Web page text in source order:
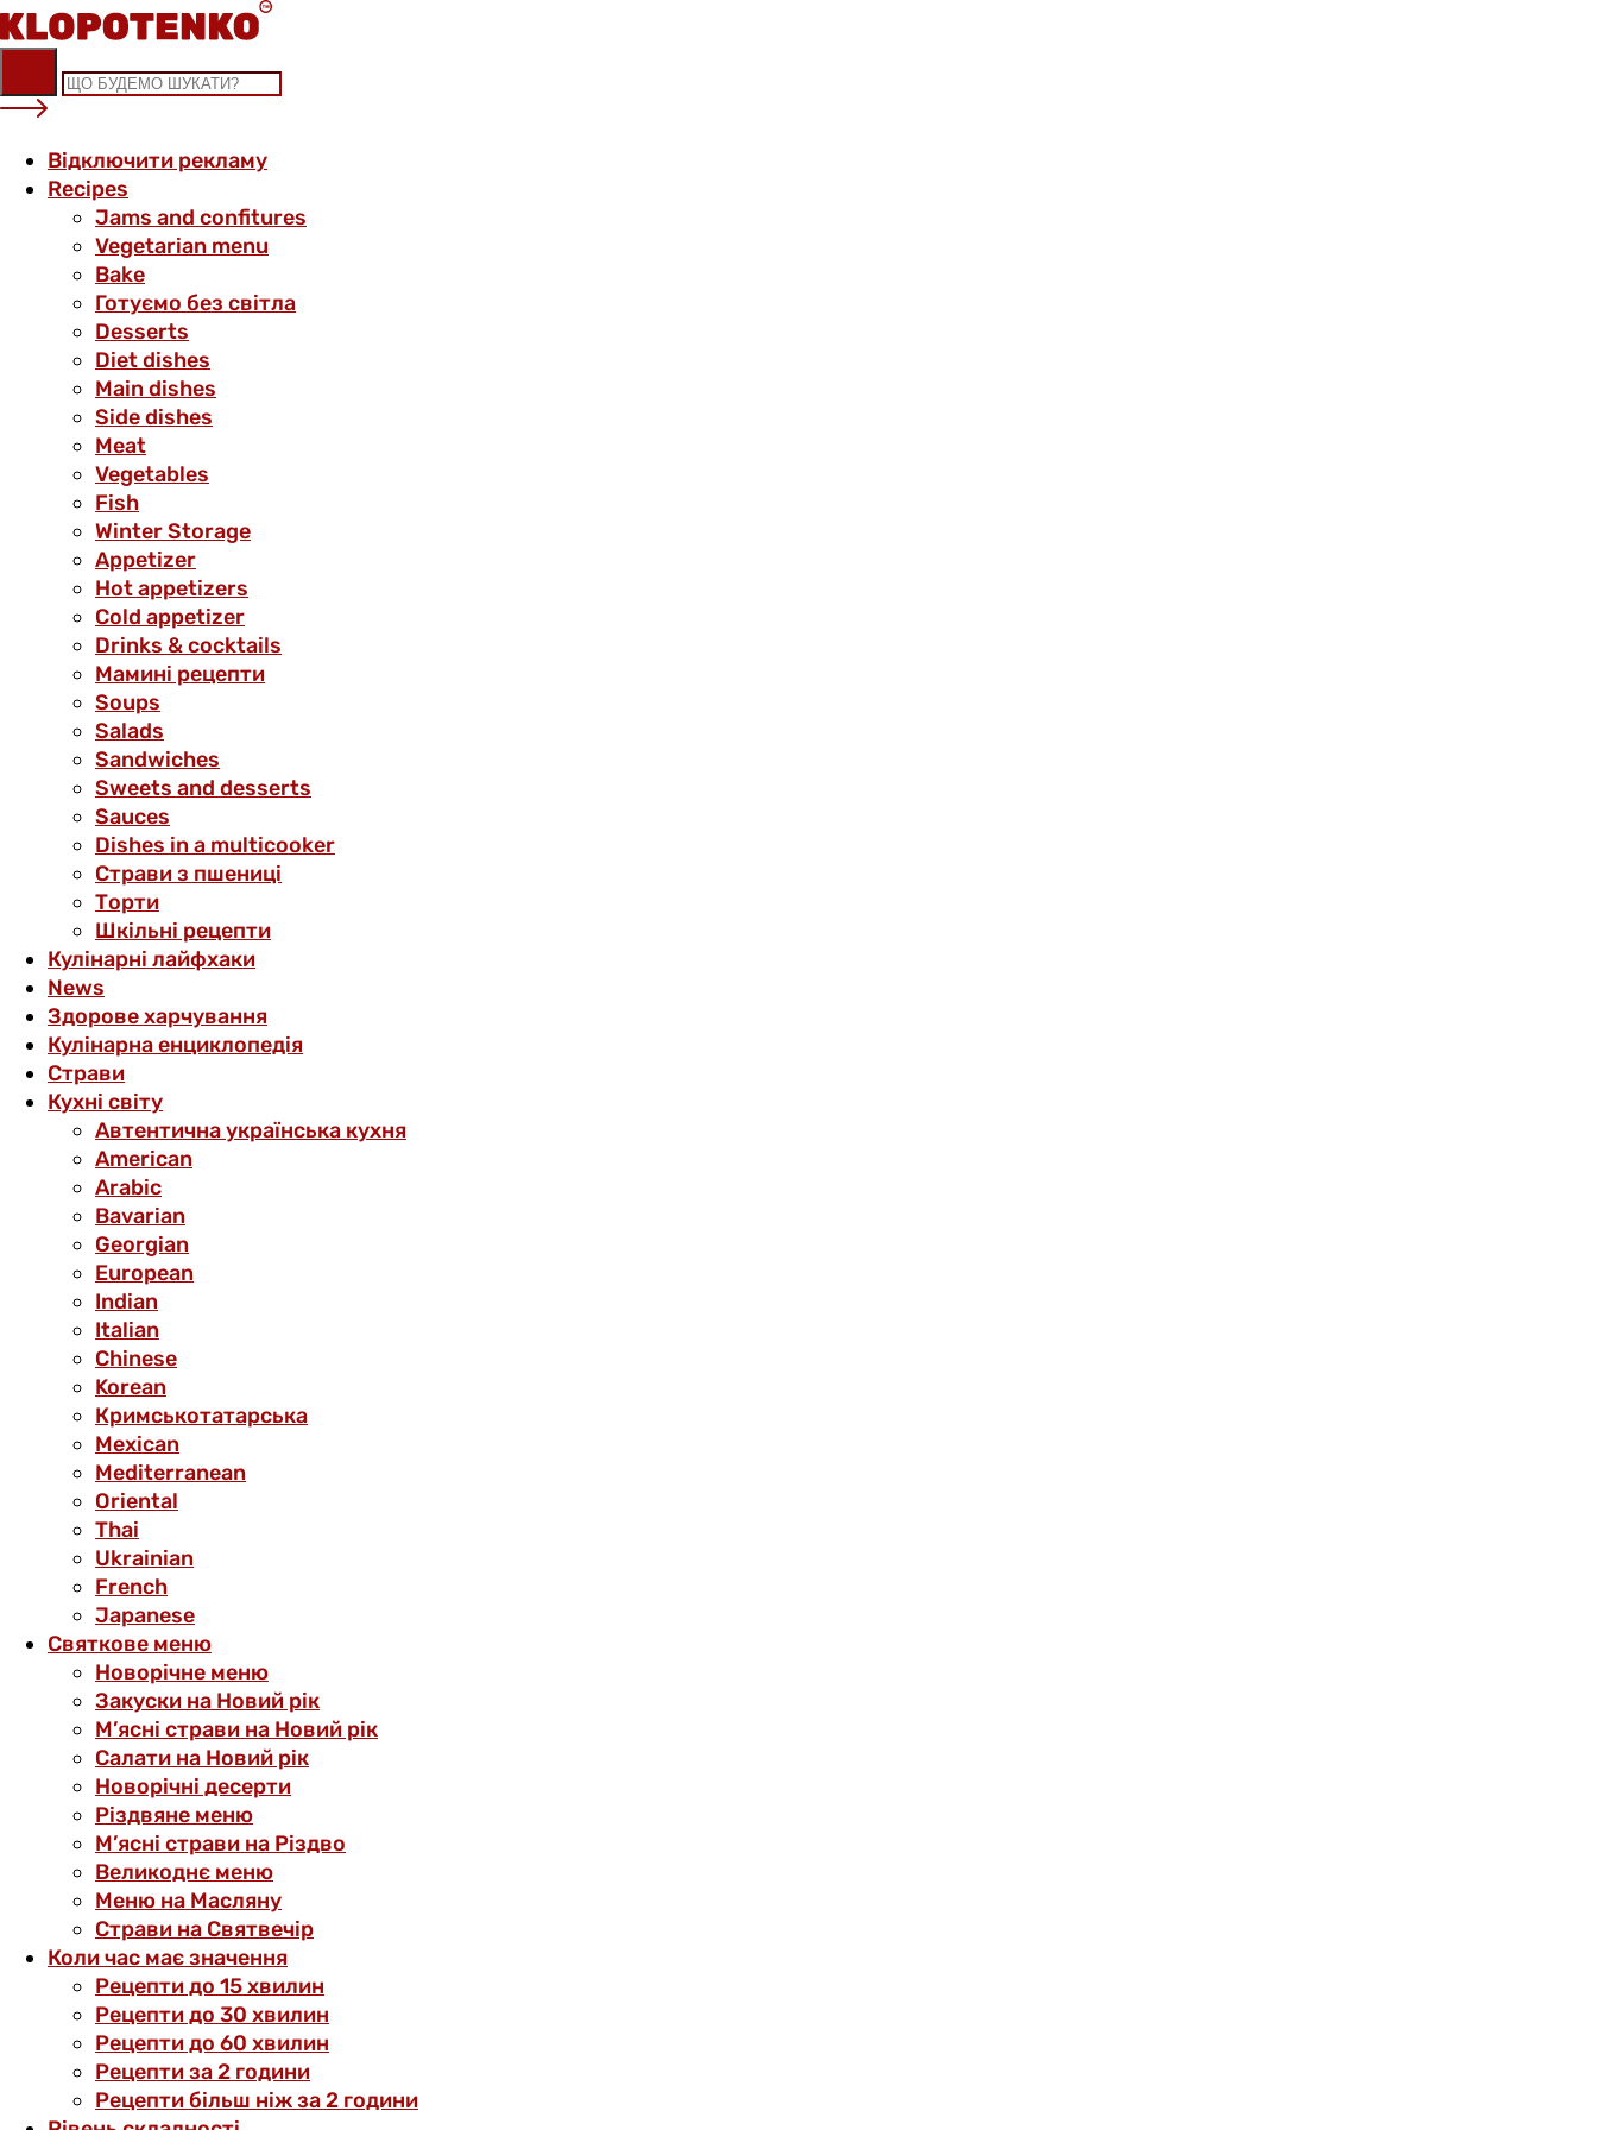
Skip
to
content
Відключити рекламу
Recipes
Jams and confitures
Vegetarian menu
Bake
Готуємо без світла
Desserts
Diet dishes
Main dishes
Side dishes
Meat
Vegetables
Fish
Winter Storage
Аppetizer
Hot appetizers
Cold appetizer
Drinks & cocktails
Мамині рецепти
Soups
Salads
Sandwiches
Sweets and desserts
Sauces
Dishes in a multicooker
Страви з пшениці
Торти
Шкільні рецепти
Кулінарні лайфхаки
News
Здорове харчування
Кулінарна енциклопедія
Страви
Кухні світу
Автентична українська кухня
American
Arabic
Bavarian
Georgian
European
Indian
Italian
Chinese
Korean
Кримськотатарська
Mexican
Mediterranean
Oriental
Thai
Ukrainian
French
Japanese
Святкове меню
Новорічне меню
Закуски на Новий рік
М’ясні страви на Новий рік
Салати на Новий рік
Новорічні десерти
Різдвяне меню
М’ясні страви на Різдво
Великоднє меню
Меню на Масляну
Страви на Святвечір
Коли час має значення
Рецепти до 15 хвилин
Рецепти до 30 хвилин
Рецепти до 60 хвилин
Рецепти за 2 години
Рецепти більш ніж за 2 години